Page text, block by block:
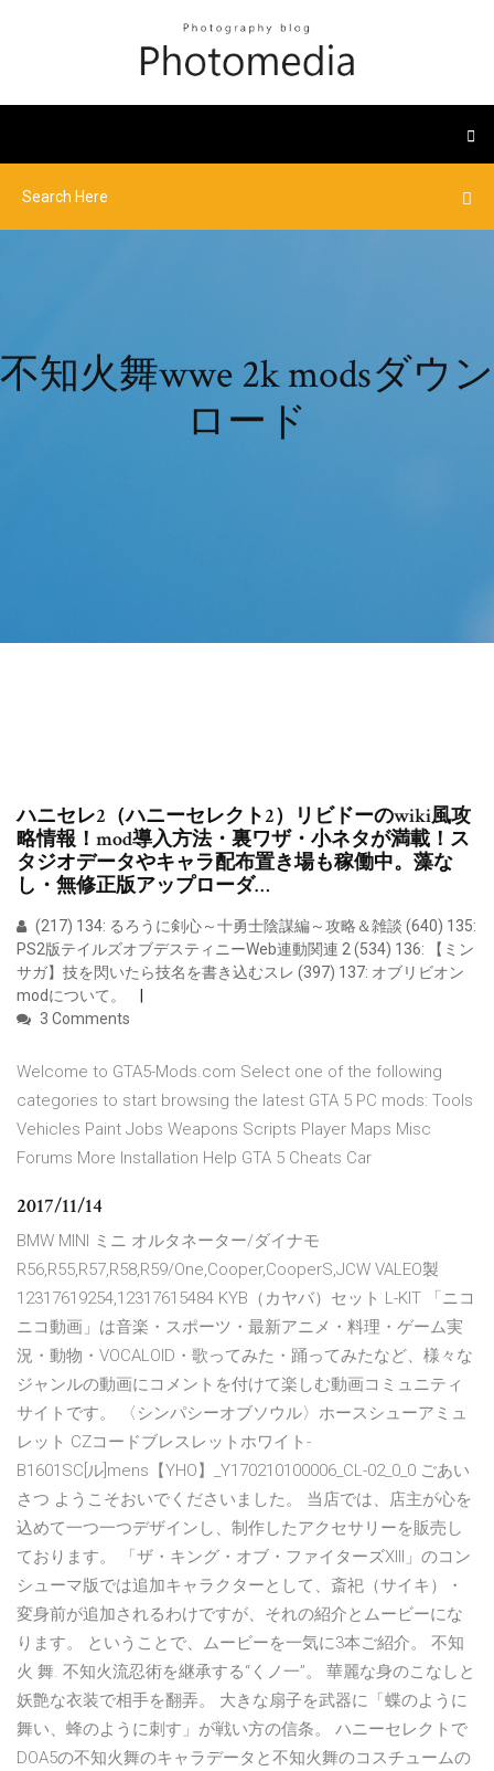
不知火舞wwe 2k modsダウン
ロード
ハニセレ2（ハニーセレクト2）リビドーのwiki風攻
略情報！mod導入方法・裏ワザ・小ネタが満載！ス
タジオデータやキャラ配布置き場も稼働中。藻な
し・無修正版アップローダ…
(217) 134: るろうに剣心～十勇士陰謀編～攻略＆雑談 (640) 135:
PS2版テイルズオブデスティニーWeb連動関連 2 (534) 136: 【ミン
サガ】技を閃いたら技名を書き込むスレ (397) 137: オブリビオン
modについて。
3 Comments
Welcome to GTA5-Mods.com Select one of the following
categories to start browsing the latest GTA 5 PC mods: Tools
Vehicles Paint Jobs Weapons Scripts Player Maps Misc
Forums More Installation Help GTA 5 Cheats Car
2017/11/14
BMW MINI ミニ オルタネーター/ダイナモ
R56,R55,R57,R58,R59/One,Cooper,CooperS,JCW VALEO製
12317619254,12317615484 KYB（カヤバ）セット L-KIT 「ニコ
ニコ動画」は音楽・スポーツ・最新アニメ・料理・ゲーム実
況・動物・VOCALOID・歌ってみた・踊ってみたなど、様々な
ジャンルの動画にコメントを付けて楽しむ動画コミュニティ
サイトです。 〈シンパシーオブソウル〉ホースシューアミュ
レット CZコードブレスレットホワイト-
B1601SC[ル]mens【YHO】_Y170210100006_CL-02_0_0 ごあい
さつ ようこそおいでくださいました。 当店では、店主が心を
込めて一つ一つデザインし、制作したアクセサリーを販売し
ております。 「ザ・キング・オブ・ファイターズXIII」のコン
シューマ版では追加キャラクターとして、斎祀（サイキ）・
変身前が追加されるわけですが、それの紹介とムービーにな
ります。 ということで、ムービーを一気に3本ご紹介。 不知
火 舞. 不知火流忍術を継承する“くノ一”。 華麗な身のこなしと
妖艶な衣装で相手を翻弄。 大きな扇子を武器に「蝶のように
舞い、蜂のように刺す」が戦い方の信条。 ハニーセレクトで
DOA5の不知火舞のキャラデータと不知火舞のコスチュームの